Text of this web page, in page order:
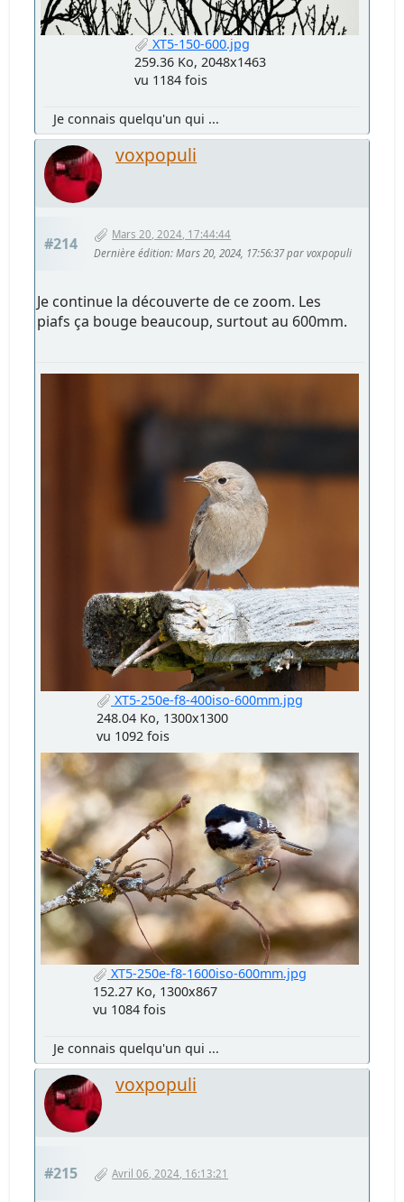
XT5-150-600.jpg
259.36 Ko, 2048x1463
vu 1184 fois
Je connais quelqu'un qui ...
voxpopuli
#214
Mars 20, 2024, 17:44:44
Dernière édition: Mars 20, 2024, 17:56:37 par voxpopuli
Je continue la découverte de ce zoom. Les
piafs ça bouge beaucoup, surtout au 600mm.
XT5-250e-f8-400iso-600mm.jpg
248.04 Ko, 1300x1300
vu 1092 fois
XT5-250e-f8-1600iso-600mm.jpg
152.27 Ko, 1300x867
vu 1084 fois
Je connais quelqu'un qui ...
voxpopuli
#215 Avril 06, 2024, 16:13:21